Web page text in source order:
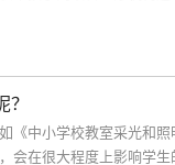
？
《中小学校教室采光和照
会在很大程度上影响学